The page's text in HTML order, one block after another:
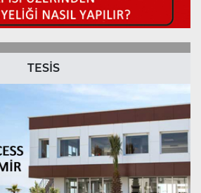
TESİS